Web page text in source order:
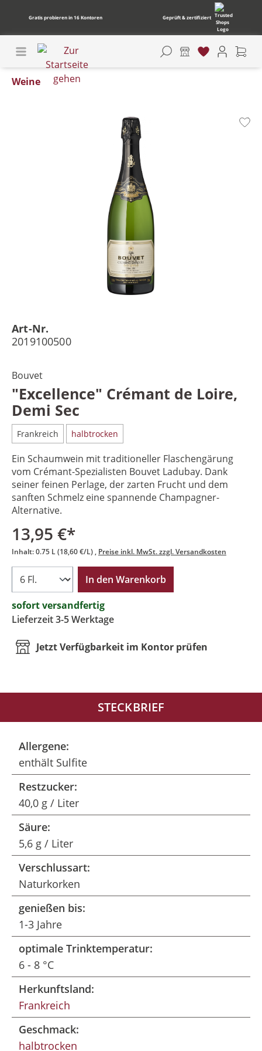
Gratis probieren in 16 Kontoren Geprüft & zertifiziert
Weine
Art-Nr.
2019100500
Bouvet
"Excellence" Crémant de Loire,
Demi Sec
Frankreich halbtrocken
Ein Schaumwein mit traditioneller Flaschengärung
vom Crémant-Spezialisten Bouvet Ladubay. Dank
seiner feinen Perlage, der zarten Frucht und dem
sanften Schmelz eine spannende Champagner-
Alternative.
13,95 €*
Inhalt:0.75 L(18,60 €/L) Preise inkl. MwSt. zzgl. Versandkosten
In den Warenkorb
sofort versandfertig
Lieferzeit 3-5 Werktage
Jetzt Verfügbarkeit im Kontor prüfen
STECKBRIEF
Allergene:
enthält Sulfite
Restzucker:
40,0 g / Liter
Säure:
5,6 g / Liter
Verschlussart:
Naturkorken
genießen bis:
1-3 Jahre
optimale Trinktemperatur:
6 - 8 °C
Herkunftsland:
Frankreich
Geschmack:
halbtrocken